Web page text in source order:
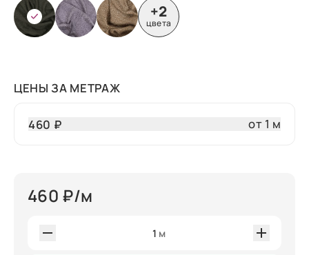
+2
цвета
ЦЕНЫ ЗА МЕТРАЖ
460 ₽ от 1 м
460 ₽/м
1 м